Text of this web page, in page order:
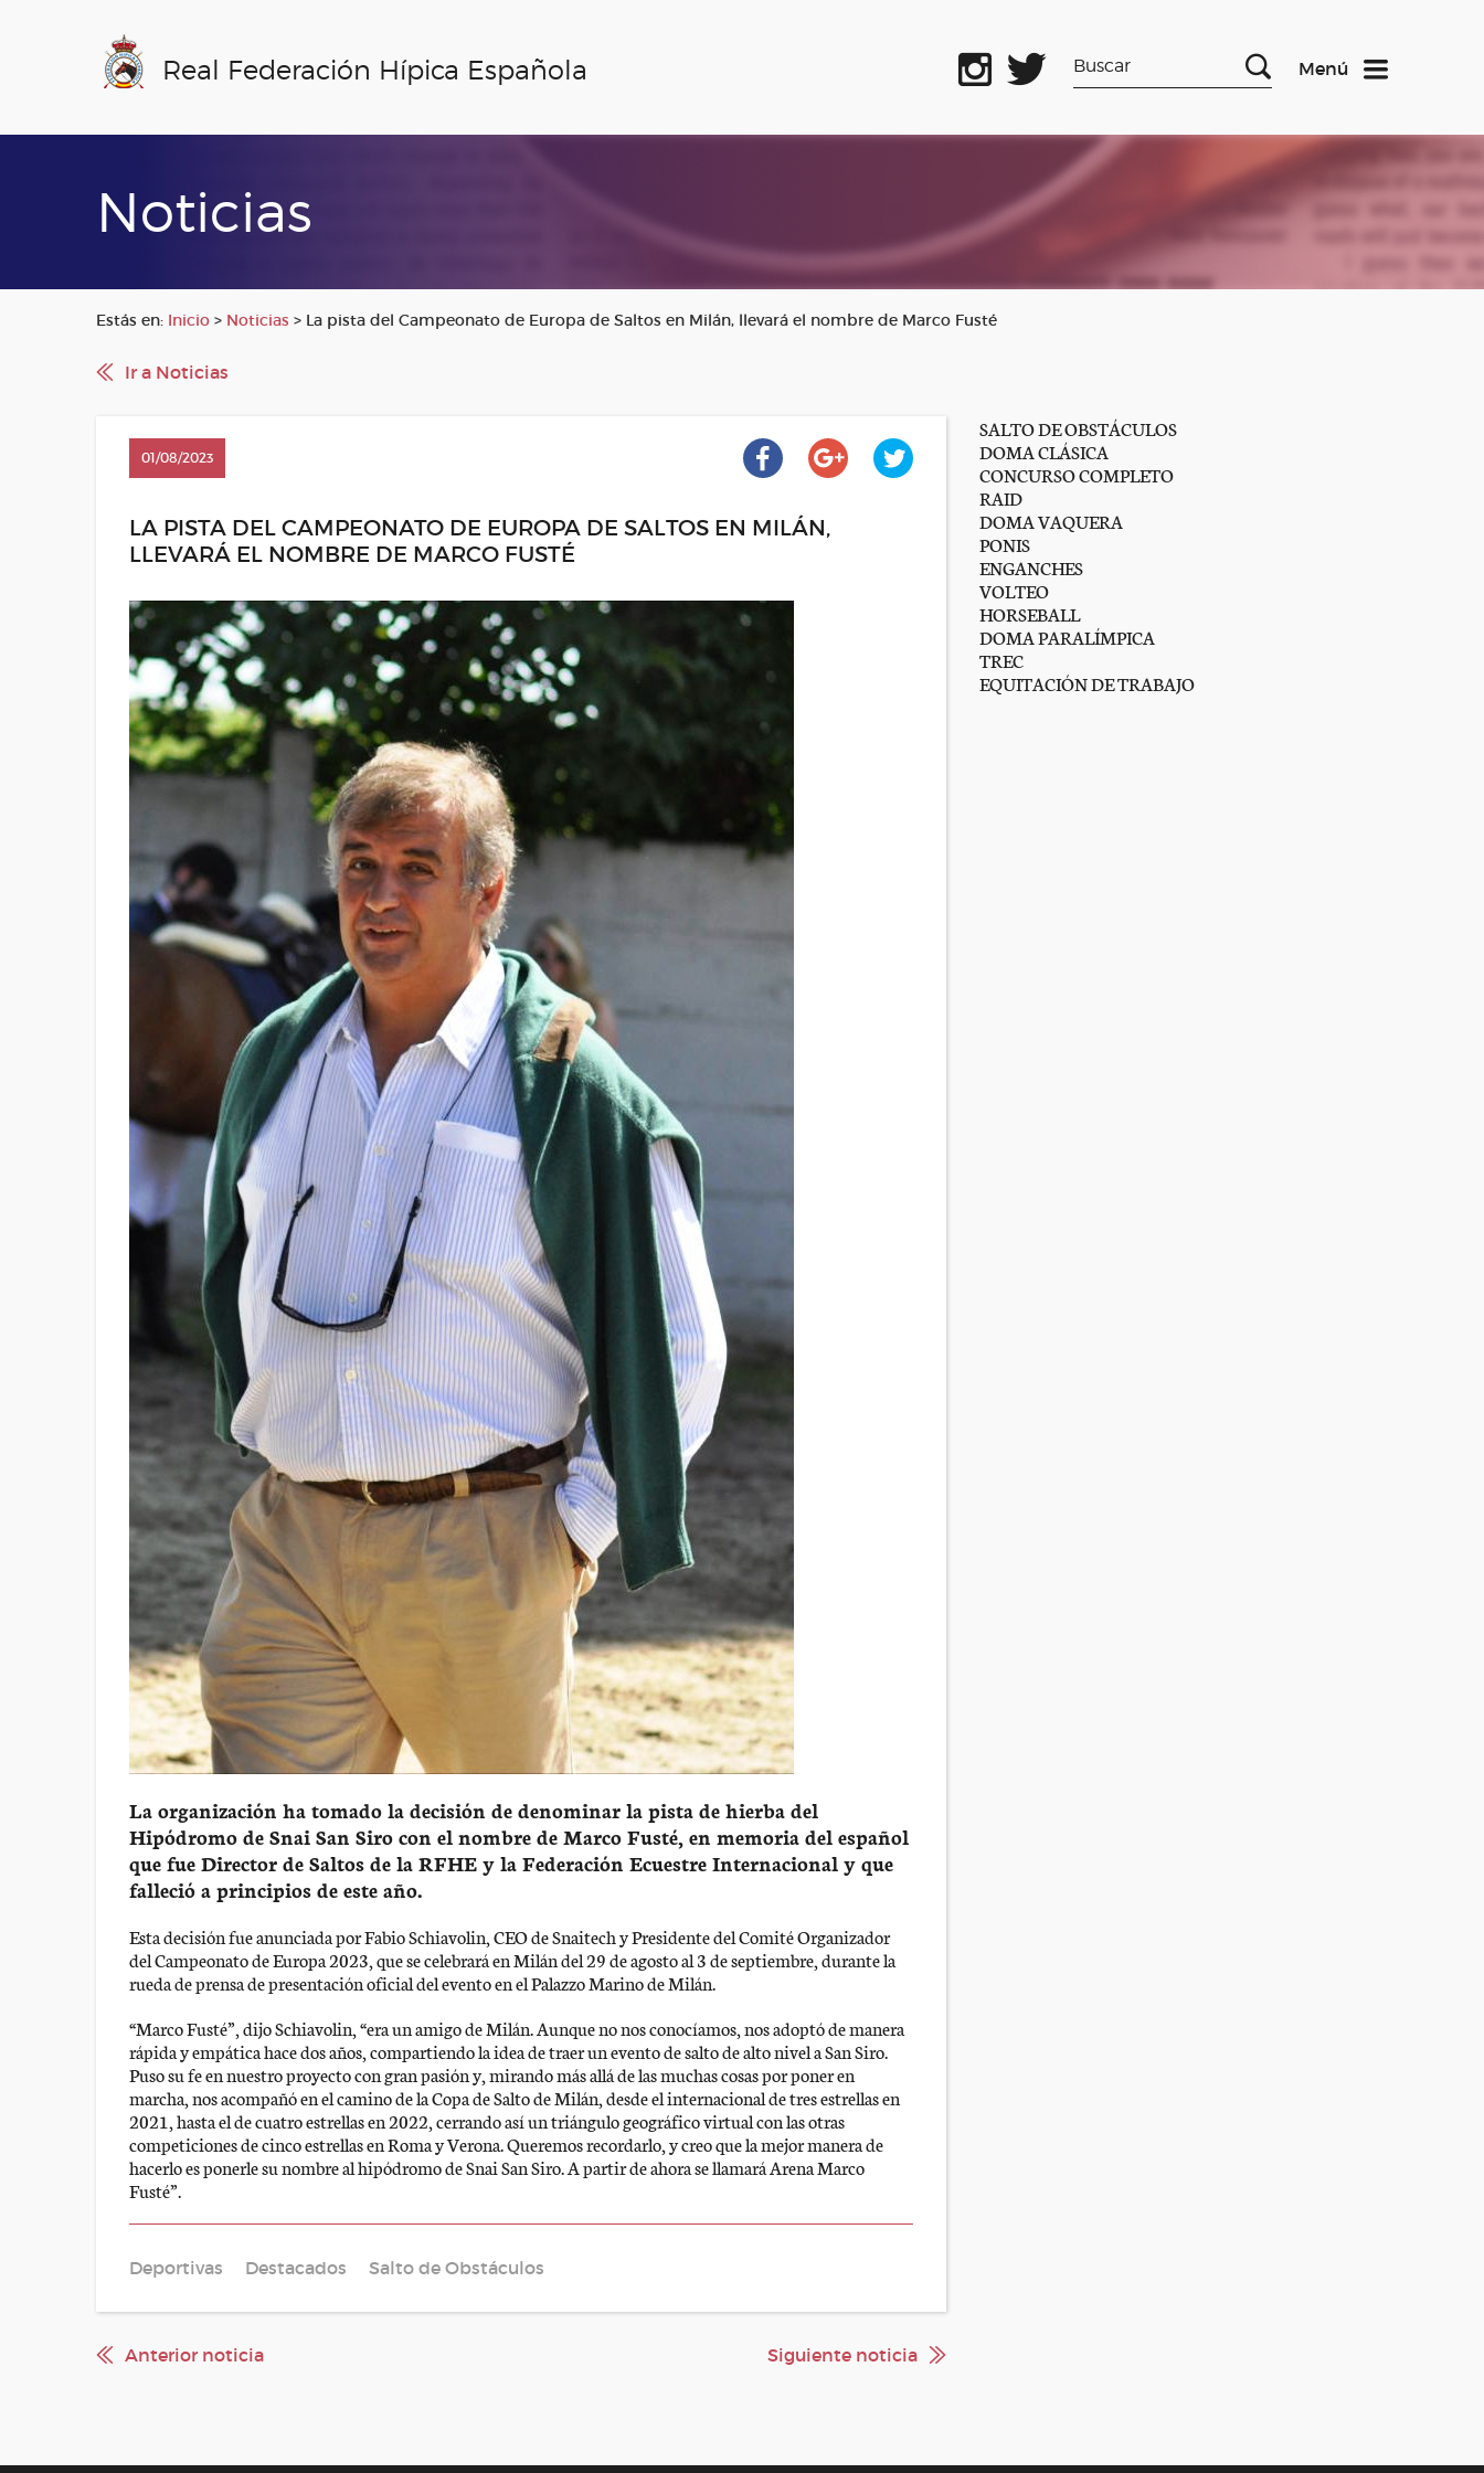
Real Federación Hípica Española Menú
Noticias
Estás en: Inicio > Noticias > La pista del Campeonato de Europa de Saltos en Milán, llevará el nombre de Marco Fusté
Ir a Noticias
01/08/2023
LA PISTA DEL CAMPEONATO DE EUROPA DE SALTOS EN MILÁN,
LLEVARÁ EL NOMBRE DE MARCO FUSTÉ
La organización ha tomado la decisión de denominar la pista de hierba del
Hipódromo de Snai San Siro con el nombre de Marco Fusté, en memoria del español
que fue Director de Saltos de la RFHE y la Federación Ecuestre Internacional y que
falleció a principios de este año.
Esta decisión fue anunciada por Fabio Schiavolin, CEO de Snaitech y Presidente del Comité Organizador
del Campeonato de Europa 2023, que se celebrará en Milán del 29 de agosto al 3 de septiembre, durante la
rueda de prensa de presentación oficial del evento en el Palazzo Marino de Milán.
“Marco Fusté”, dijo Schiavolin,“era un amigo de Milán. Aunque no nos conocíamos, nos adoptó de manera
rápida y empática hace dos años, compartiendo la idea de traer un evento de salto de alto nivel a San Siro.
Puso su fe en nuestro proyecto con gran pasión y, mirando más allá de las muchas cosas por poner en
marcha, nos acompañó en el camino de la Copa de Salto de Milán, desde el internacional de tres estrellas en
2021, hasta el de cuatro estrellas en 2022, cerrando así un triángulo geográfico virtual con las otras
competiciones de cinco estrellas en Roma y Verona. Queremos recordarlo, y creo que la mejor manera de
hacerlo es ponerle su nombre al hipódromo de Snai San Siro. A partir de ahora se llamará Arena Marco
Fusté”.
Deportivas Destacados Salto de Obstáculos
Anterior noticia Siguiente noticia
SALTO DE OBSTÁCULOS
DOMA CLÁSICA
CONCURSO COMPLETO
RAID
DOMA VAQUERA
PONIS
ENGANCHES
VOLTEO
HORSEBALL
DOMA PARALÍMPICA
TREC
EQUITACIÓN DE TRABAJO